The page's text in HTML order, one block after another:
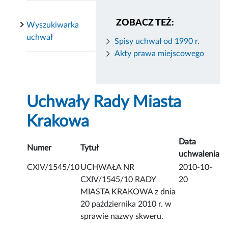
ZOBACZ TEŻ:
Spisy uchwał od 1990 r.
Akty prawa miejscowego
Wyszukiwarka
uchwał
Uchwały Rady Miasta
Krakowa
Numer Tytuł
Data
uchwalenia
CXIV/1545/10UCHWAŁA NR
CXIV/1545/10 RADY
MIASTA KRAKOWA z dnia
20 października 2010 r. w
sprawie nazwy skweru.
2010-10-
20